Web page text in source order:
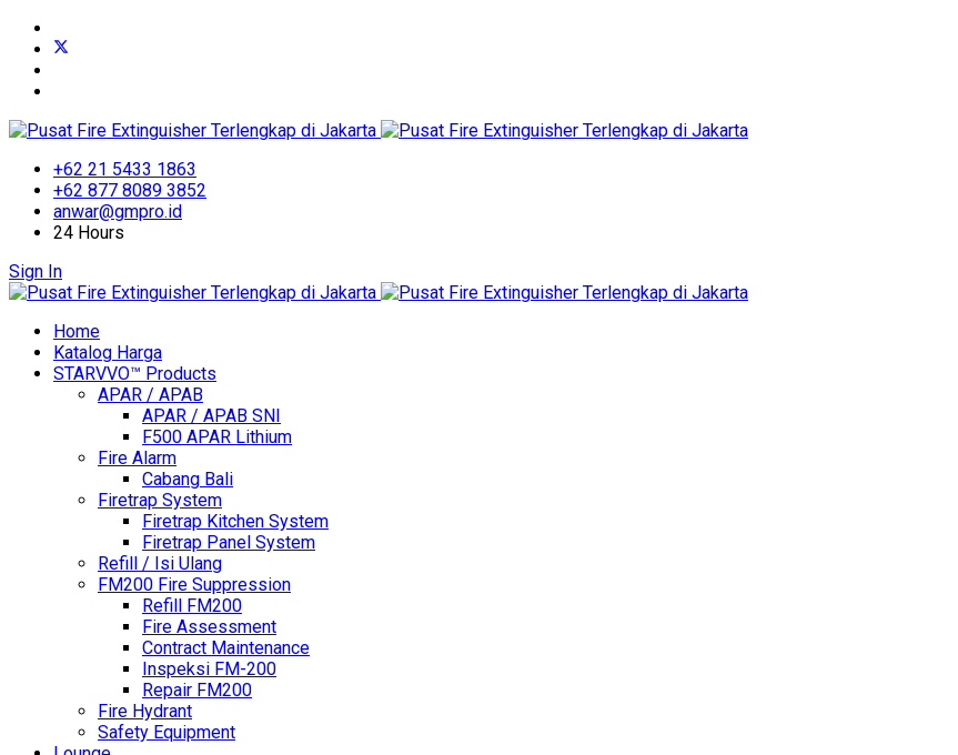
+62 21 5433 1863
+62 877 8089 3852
anwar@gmpro.id
24 Hours
Sign In
Home
Katalog Harga
STARVVO™ Products
APAR / APAB
APAR / APAB SNI
F500 APAR Lithium
Fire Alarm
Cabang Bali
Firetrap System
Firetrap Kitchen System
Firetrap Panel System
Refill / Isi Ulang
FM200 Fire Suppression
Refill FM200
Fire Assessment
Contract Maintenance
Inspeksi FM-200
Repair FM200
Fire Hydrant
Safety Equipment